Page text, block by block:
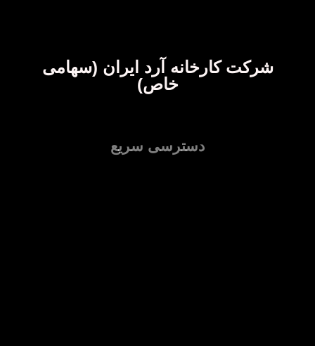
شرکت کارخانه آرد ایران (سهامی
خاص)
دسترسی سریع